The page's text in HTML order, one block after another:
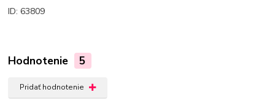
ID: 63809
Hodnotenie 5
Pridať hodnotenie